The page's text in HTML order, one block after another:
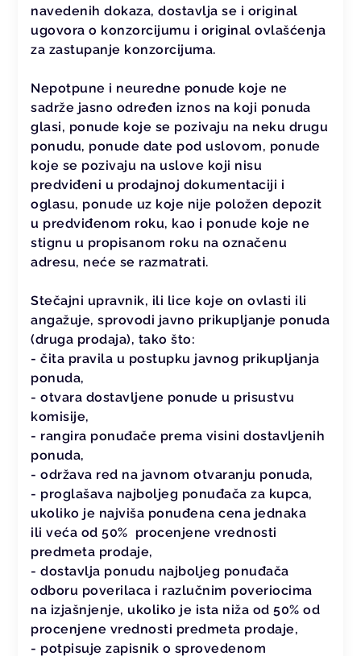
navedenih dokaza, dostavlja se i original
ugovora o konzorcijumu i original ovlašćenja
za zastupanje konzorcijuma.
Nepotpune i neuredne ponude koje ne
sadrže jasno određen iznos na koji ponuda
glasi, ponude koje se pozivaju na neku drugu
ponudu, ponude date pod uslovom, ponude
koje se pozivaju na uslove koji nisu
predviđeni u prodajnoj dokumentaciji i
oglasu, ponude uz koje nije položen depozit
u predviđenom roku, kao i ponude koje ne
stignu u propisanom roku na označenu
adresu, neće se razmatrati.
Stečajni upravnik, ili lice koje on ovlasti ili
angažuje, sprovodi javno prikupljanje ponuda
(druga prodaja), tako što:
- čita pravila u postupku javnog prikupljanja
ponuda,
- otvara dostavljene ponude u prisustvu
komisije,
- rangira ponuđače prema visini dostavljenih
ponuda,
- održava red na javnom otvaranju ponuda,
- proglašava najboljeg ponuđača za kupca,
ukoliko je najviša ponuđena cena jednaka
ili veća od 50% procenjene vrednosti
predmeta prodaje,
- dostavlja ponudu najboljeg ponuđača
odboru poverilaca i razlučnim poveriocima
na izjašnjenje, ukoliko je ista niža od 50% od
procenjene vrednosti predmeta prodaje,
- potpisuje zapisnik o sprovedenom